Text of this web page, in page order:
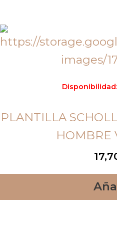
Disponibilidad:
PLANTILLA
HOMBRE